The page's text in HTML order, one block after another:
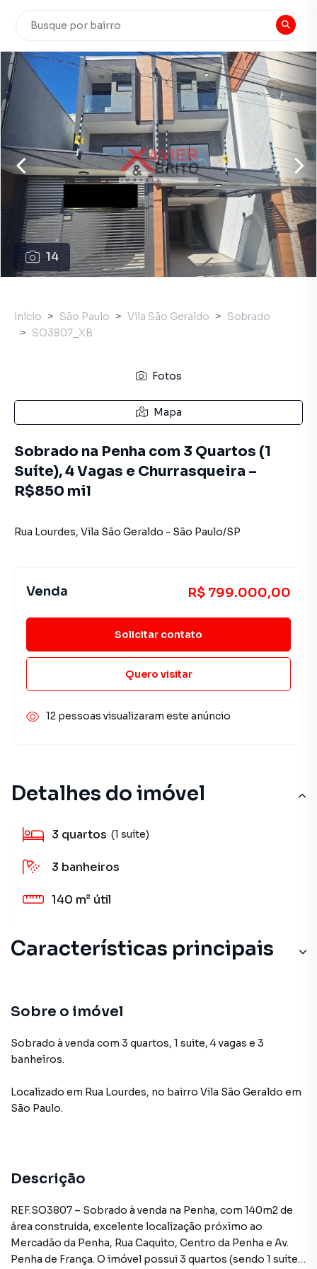
14
Detalhes do imóvel
3 quartos (1 suíte)
3 banheiros
140 m² útil
Características principais
Sobre o imóvel
Sobrado à venda com 3 quartos, 1 suite, 4 vagas e 3
banheiros.
Localizado em Rua Lourdes, no bairro Vila São Geraldo em
São Paulo.
Descrição
REF.SO3807 – Sobrado à venda na Penha, com 140m2 de
área construída, excelente localização próximo ao
Mercadão da Penha, Rua Caquito, Centro da Penha e Av.
Penha de França. O imóvel possui 3 quartos (sendo 1 suíte
Início São Paulo Vila São Geraldo
Sobrado
SO3807_XB
Fotos
Mapa
Sobrado na Penha com 3 Quartos (1
Suíte), 4 Vagas e Churrasqueira –
R$850 mil
Rua Lourdes, Vila São Geraldo - São Paulo/SP
Venda R$ 799.000,00
Solicitar contato
Quero visitar
12 pessoas visualizaram este anúncio